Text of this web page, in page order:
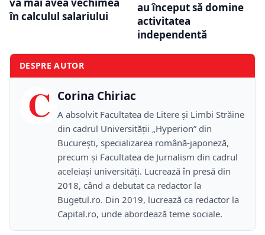
în calculul salariului
au început să domine
activitatea
independentă
DESPRE AUTOR
C Corina Chiriac
A absolvit Facultatea de Litere și Limbi Străine
din cadrul Universității „Hyperion” din
București, specializarea română-japoneză,
precum și Facultatea de Jurnalism din cadrul
aceleiași universități. Lucrează în presă din
2018, când a debutat ca redactor la
Bugetul.ro. Din 2019, lucrează ca redactor la
Capital.ro, unde abordează teme sociale.